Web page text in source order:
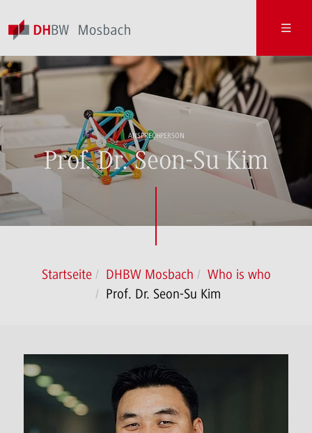
ANSPRECHPERSON
Prof. Dr. Seon-Su Kim
Startseite DHBW Mosbach
Who is who
Prof. Dr. Seon-Su Kim